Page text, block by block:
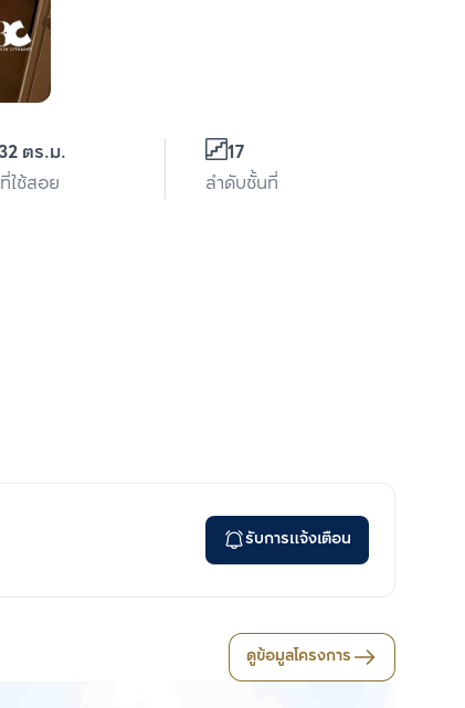
ตร.ม.
ใช้สอย
17
ลำดับชั้นที่
รับการแจ้งเตือน
ดูข้อมูลโครงการ